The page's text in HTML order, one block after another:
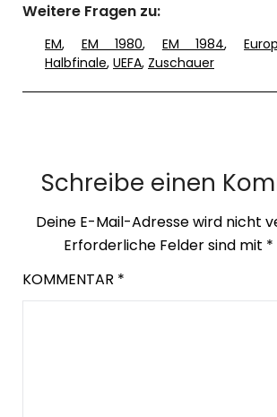
Weitere Fragen zu:
EM, EM 1980, EM 1984,
Halbfinale, UEFA, Zuschauer
Schreibe einen
Deine E-Mail-Adresse wird nicht
Erforderliche Felder sind mit *
KOMMENTAR *